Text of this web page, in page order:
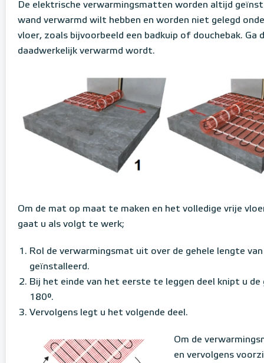
De elektrische verwarmingsmatten worden altijd
wand verwarmd wilt hebben en worden niet gelegd
vloer, zoals bijvoorbeeld een badkuip of douchebak.
daadwerkelijk verwarmd wordt.
Om de mat op maat te maken en het volledige vrije
gaat u als volgt te werk;
Rol de verwarmingsmat uit over de gehele lengte
geïnstalleerd.
Bij het einde van het eerste te leggen deel knipt u
180°.
Vervolgens legt u het volgende deel.
Om de
en vervolgens